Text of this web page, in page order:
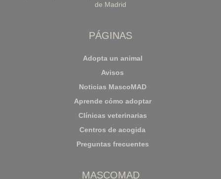
de Madrid
PÁGINAS
Adopta un animal
Avisos
Noticias MascoMAD
Aprende cómo adoptar
Clínicas veterinarias
Centros de acogida
Preguntas frecuentes
MASCOMAD